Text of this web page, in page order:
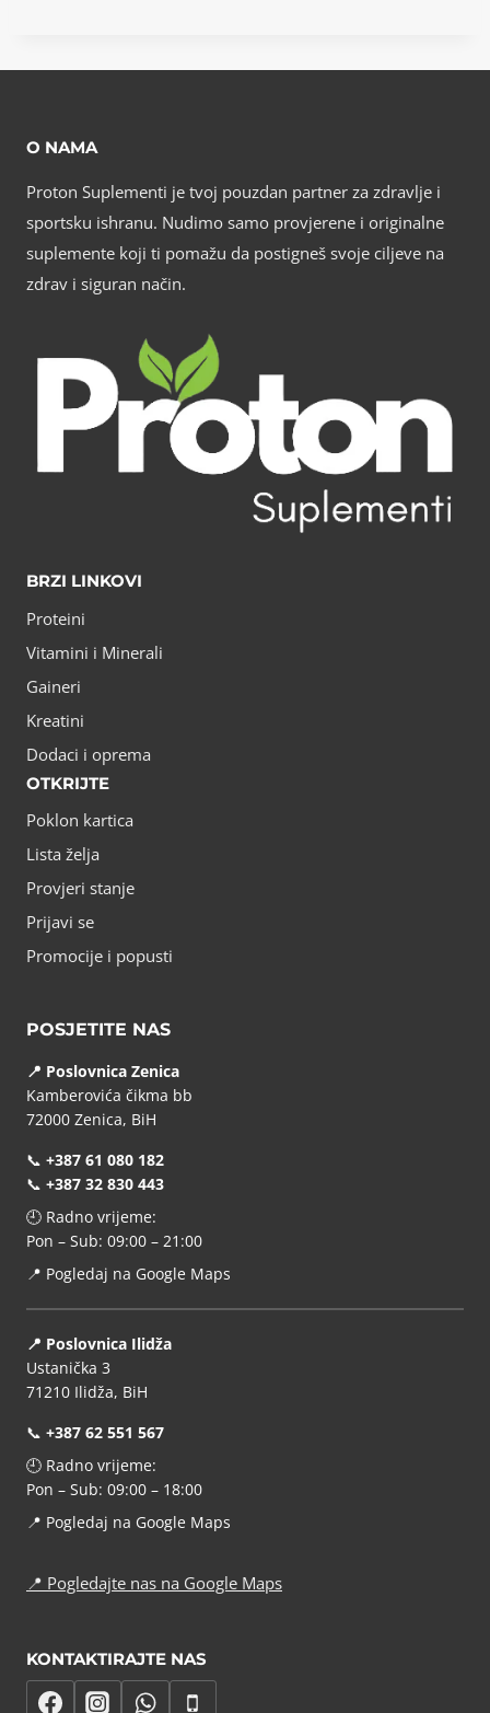
O NAMA
Proton Suplementi je tvoj pouzdan partner za zdravlje i
sportsku ishranu. Nudimo samo provjerene i originalne
suplemente koji ti pomažu da postigneš svoje ciljeve na
zdrav i siguran način.
BRZI LINKOVI
Proteini
Vitamini i Minerali
Gaineri
Kreatini
Dodaci i oprema
OTKRIJTE
Poklon kartica
Lista želja
Provjeri stanje
Prijavi se
Promocije i popusti
POSJETITE NAS
📍 Poslovnica Zenica
Kamberovića čikma bb
72000 Zenica, BiH
📞 +387 61 080 182
📞 +387 32 830 443
🕘 Radno vrijeme:
Pon – Sub: 09:00 – 21:00
📍 Pogledaj na Google Maps
📍 Poslovnica Ilidža
Ustanička 3
71210 Ilidža, BiH
📞 +387 62 551 567
🕘 Radno vrijeme:
Pon – Sub: 09:00 – 18:00
📍 Pogledaj na Google Maps
📍 Pogledajte nas na Google Maps
KONTAKTIRAJTE NAS